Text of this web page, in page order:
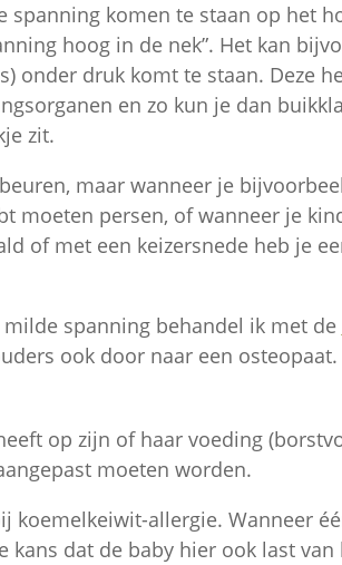
spanning komen te staan op het
hoog in de nek”. Het kan
onder druk komt te staan. Deze
en zo kun je dan
zit.
maar wanneer je
moeten persen, of wanneer je
of met een keizersnede heb je
spanning behandel ik met de
ook door naar een osteopaat.
op zijn of haar voeding
moeten worden.
koemelkeiwit-allergie. Wanneer
kans dat de baby hier ook last van